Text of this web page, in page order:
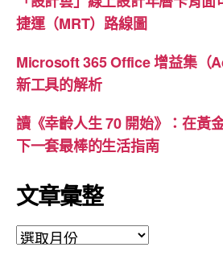
捷運（MRT）路線圖
Microsoft 365 Office 增益集（
新工具的解析
讀《幸齡人生 70 開始》：在黃
下一套最棒的生活指南
文章彙整
文